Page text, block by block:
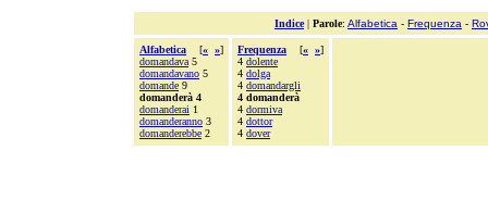
Indice| Parole: Alfabetica - Frequenza -
Alfabetica [« »]
domandava 5
domandavano 5
domande 9
domanderà 4
domanderai 1
domanderanno 3
domanderebbe 2
Frequenza [« »]
4 dolente
4 dolga
4 domandargli
4 domanderà
4 dormiva
4 dottor
4 dover